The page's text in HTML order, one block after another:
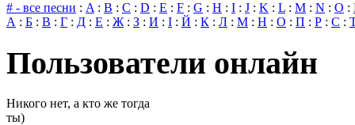
# - все песни : A : B : C : D : E : F : G : H : I : J : K : L : M : N : O :
А : Б : В : Г : Д : Е : Ж : З : И : І : Й : К : Л : М : Н : О : П : Р : С :
Пользователи онлайн
Никого нет, а кто же тогда
ты)